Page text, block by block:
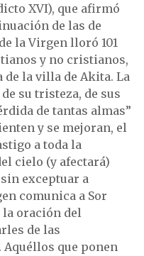
XVI), que afirmó
de las de
la Virgen lloró 101
y no cristianos,
la villa de Akita. La
su tristeza, de sus
de tantas almas”
y se mejoran, el
a toda la
cielo (y afectará)
exceptuar a
comunica a Sor
la oración del
de las
Aquéllos que ponen